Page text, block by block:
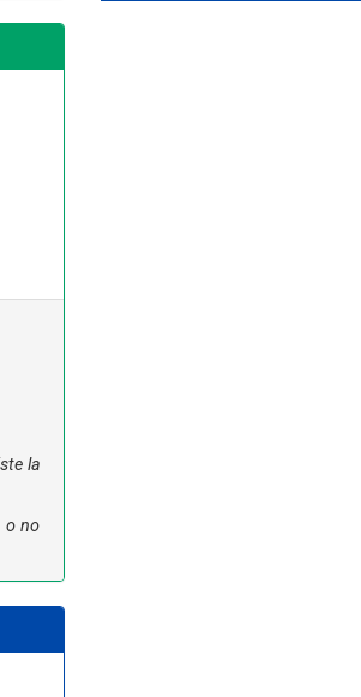
la
o no